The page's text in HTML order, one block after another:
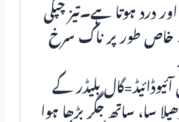
درد ہوتا ہے۔تیز چپکی
خاص طور پر ناک سرخ
بلیڈر کے
سا، ساتھ جگر بڑھا ہوا